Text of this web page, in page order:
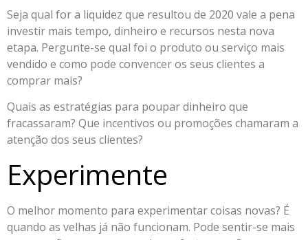
Seja qual for a liquidez que resultou de 2020 vale a pena
investir mais tempo, dinheiro e recursos nesta nova
etapa. Pergunte-se qual foi o produto ou serviço mais
vendido e como pode convencer os seus clientes a
comprar mais?
Quais as estratégias para poupar dinheiro que
fracassaram? Que incentivos ou promoções chamaram a
atenção dos seus clientes?
Experimente
O melhor momento para experimentar coisas novas? É
quando as velhas já não funcionam. Pode sentir-se mais